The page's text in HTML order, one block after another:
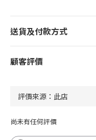
送貨及付款方式
顧客評價
尚未有任何評價